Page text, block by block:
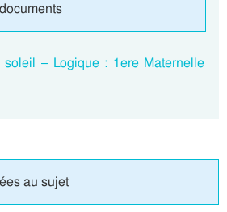
soleil – Logique : 1ere Maternelle
au sujet